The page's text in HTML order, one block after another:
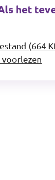
het
(664